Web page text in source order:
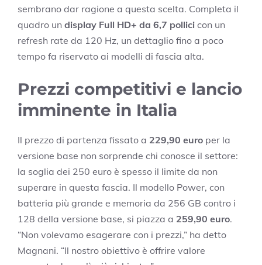
sembrano dar ragione a questa scelta. Completa il
quadro un display Full HD+ da 6,7 pollici con un
refresh rate da 120 Hz, un dettaglio fino a poco
tempo fa riservato ai modelli di fascia alta.
Prezzi competitivi e lancio
imminente in Italia
Il prezzo di partenza fissato a 229,90 euro per la
versione base non sorprende chi conosce il settore:
la soglia dei 250 euro è spesso il limite da non
superare in questa fascia. Il modello Power, con
batteria più grande e memoria da 256 GB contro i
128 della versione base, si piazza a 259,90 euro.
“Non volevamo esagerare con i prezzi,” ha detto
Magnani. “Il nostro obiettivo è offrire valore